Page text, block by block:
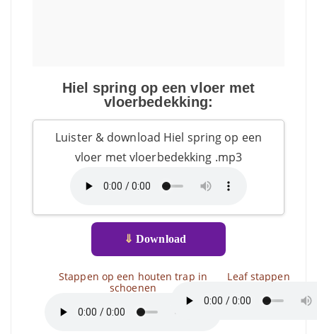
Hiel spring op een vloer met
vloerbedekking:
Luister & download Hiel spring op een
vloer met vloerbedekking .mp3
⇓ Download
Stappen op een houten trap in
schoenen
Leaf stappen